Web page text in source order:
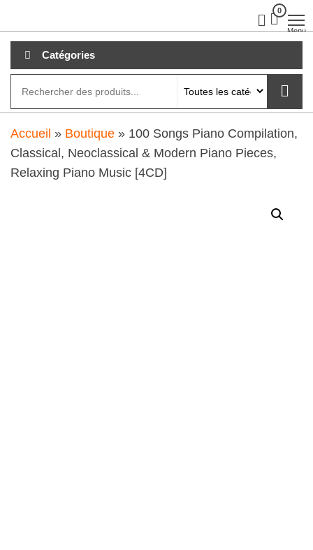
au
contenu
0
Menu
Catégories
Accueil » Boutique » 100 Songs Piano Compilation,
Classical, Neoclassical & Modern Piano Pieces,
Relaxing Piano Music [4CD]